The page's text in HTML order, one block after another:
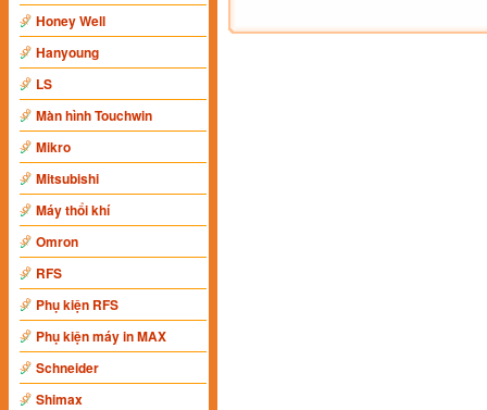
Honey Well
Hanyoung
LS
Màn hình Touchwin
Mikro
Mitsubishi
Máy thổi khí
Omron
RFS
Phụ kiện RFS
Phụ kiện máy in MAX
Schneider
Shimax